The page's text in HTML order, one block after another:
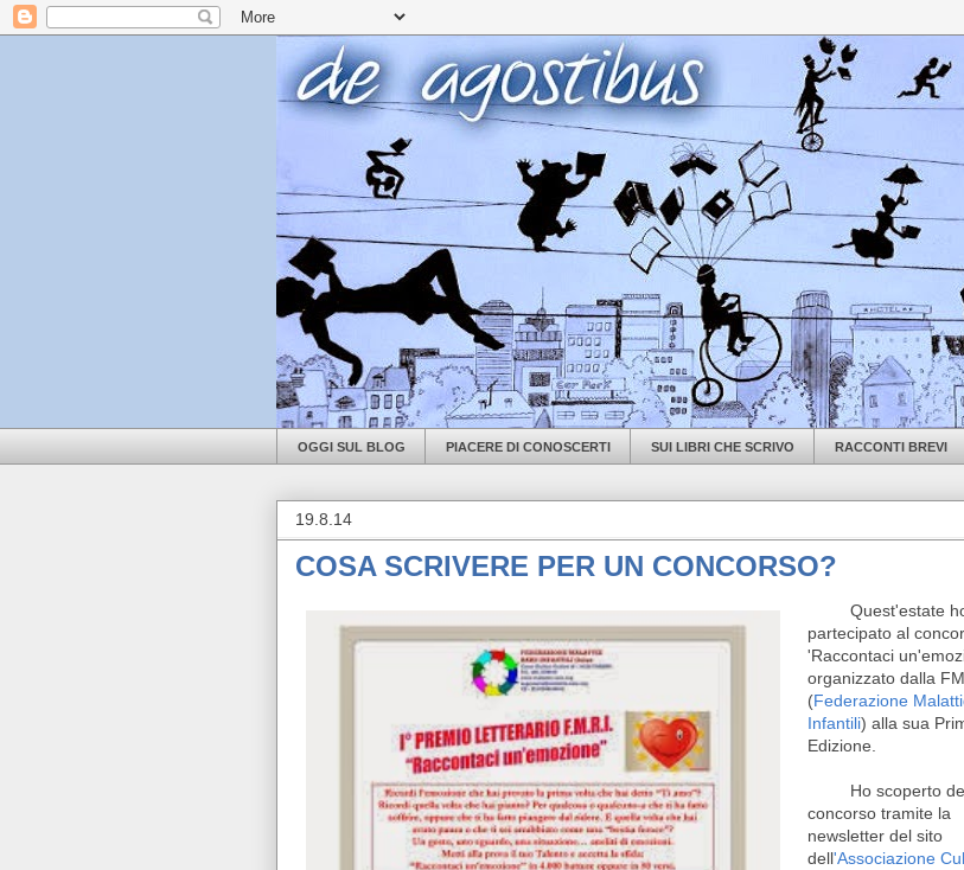
OGGI SUL BLOG PIACERE DI CONOSCERTI SUI LIBRI CHE SCRIVO RACCONTI BREVI
19.8.14
COSA SCRIVERE PER UN CONCORSO?
Quest'estate
partecipato al
'Raccontaci
organizzato dalla
(Federazione
Infantili) alla sua
Edizione.
Ho scoperto
concorso tramite la
newsletter del sito
dell'Associazione